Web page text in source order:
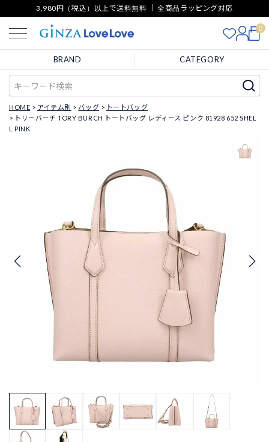
3,980円（税込）以上で送料無料 ｜ 全商品ラッピング対応
0
BRAND CATEGORY
HOME アイテム別 バッグ
トートバッグ
トリーバーチ TORY BURCH トートバッグ レディース ピンク 81928 652 SHEL
L PINK